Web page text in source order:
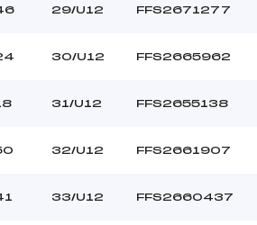
29/U12 FFS2671277
30/U12 FFS2665962
31/U12 FFS2655138
32/U12 FFS2661907
33/U12 FFS2660437